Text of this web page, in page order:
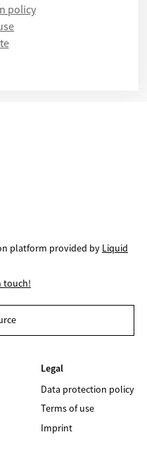
policy
platform provided by Liquid
touch!
Legal
Data protection policy
Terms of use
Imprint